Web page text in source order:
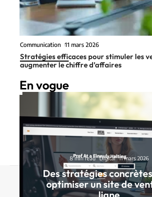
Communication 11 mars 2026
Stratégies efficaces pour stimuler les
augmenter le chiffre d’affaires
En vogue
8 min read Digital 11 mars 2026
Des stratégies
optimiser un site de
© 2025 | technovox.fr
Contact Mentions Légales